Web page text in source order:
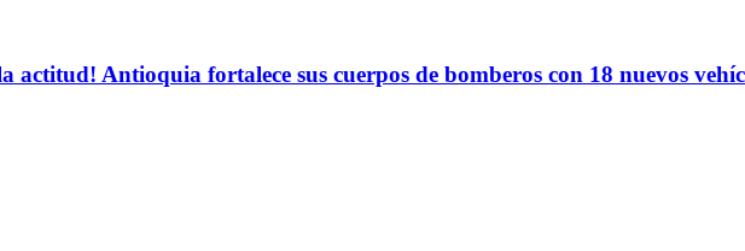
actitud! Antioquia fortalece sus cuerpos de bomberos con 18 nuevos